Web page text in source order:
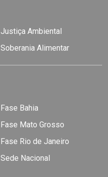
Justiça Ambiental
Soberania Alimentar
Fase Bahia
Fase Mato Grosso
Fase Rio de Janeiro
Sede Nacional